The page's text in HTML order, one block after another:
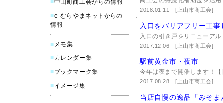
■中山町商工会からの情報
■e-むらやまネットからの
情報
■ メモ集
■カレンダー集
■ブックマーク集
■イメージ集
2018.01.11[上山市商工会]
入口をバリアフリー工事
入口の引き戸をリニューア
2017.12.06[上山市商工会]
駅前黄金市・夜市
今年は夜まで開催します！
2017.08.28[上山市商工会]
当店自慢の逸品「みそ